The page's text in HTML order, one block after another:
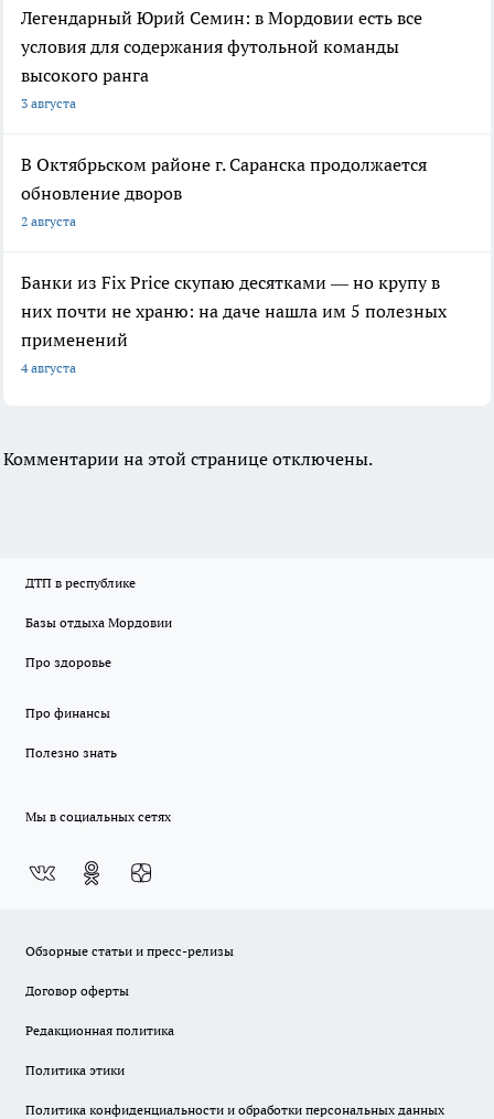
Легендарный Юрий Семин: в Мордовии есть все
условия для содержания футольной команды
высокого ранга
3 августа
В Октябрьском районе г. Саранска продолжается
обновление дворов
2 августа
Банки из Fix Price скупаю десятками — но крупу в
них почти не храню: на даче нашла им 5 полезных
применений
4 августа
Комментарии на этой странице отключены.
ДТП в республике
Базы отдыха Мордовии
Про здоровье
Про финансы
Полезно знать
Мы в социальных сетях
Обзорные статьи и пресс-релизы
Договор оферты
Редакционная политика
Политика этики
Политика конфиденциальности и обработки персональных данных